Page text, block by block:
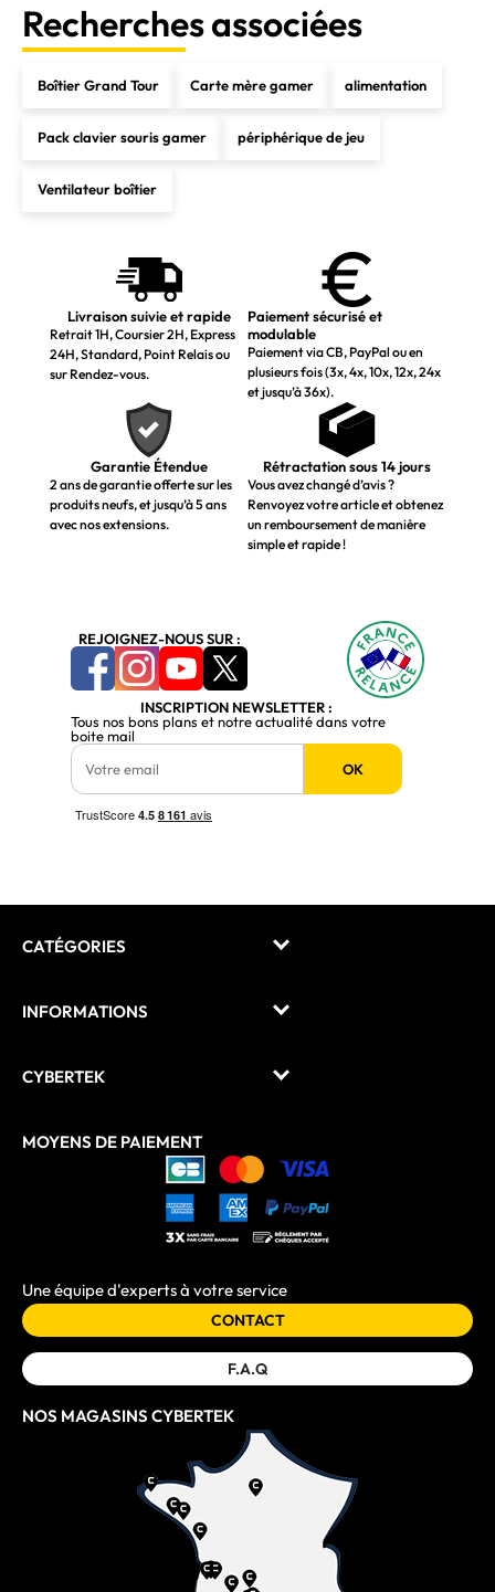
Recherches associées
Boîtier Grand Tour Carte mère gamer alimentation
Pack clavier souris gamer périphérique de jeu
Ventilateur boîtier
Livraison suivie et rapide
Retrait 1H, Coursier 2H, Express
24H, Standard, Point Relais ou
sur Rendez-vous.
Paiement sécurisé et
modulable
Paiement via CB, PayPal ou en
plusieurs fois (3x, 4x, 10x, 12x, 24x
et jusqu’à 36x).
Garantie Étendue
2 ans de garantie offerte sur les
produits neufs, et jusqu’à 5 ans
avec nos extensions.
Rétractation sous 14 jours
Vous avez changé d’avis ?
Renvoyez votre article et obtenez
un remboursement de manière
simple et rapide !
REJOIGNEZ-NOUS SUR :
INSCRIPTION NEWSLETTER :
Tous nos bons plans et notre actualité dans votre
boite mail
OK
CATÉGORIES
INFORMATIONS
CYBERTEK
MOYENS DE PAIEMENT
Une équipe d'experts à votre service
CONTACT
F.A.Q
NOS MAGASINS CYBERTEK